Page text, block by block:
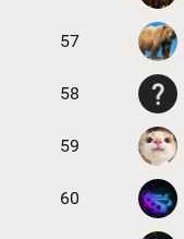
57
58
59
60